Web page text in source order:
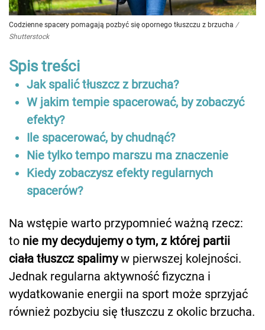
Codzienne spacery pomagają pozbyć się opornego tłuszczu z brzucha /
Shutterstock
Spis treści
Jak spalić tłuszcz z brzucha?
W jakim tempie spacerować, by zobaczyć
efekty?
Ile spacerować, by chudnąć?
Nie tylko tempo marszu ma znaczenie
Kiedy zobaczysz efekty regularnych
spacerów?
Na wstępie warto przypomnieć ważną rzecz:
to nie my decydujemy o tym, z której partii
ciała tłuszcz spalimyw pierwszej kolejności.
Jednak regularna aktywność fizyczna i
wydatkowanie energii na sport może sprzyjać
również pozbyciu się tłuszczu z okolic brzucha.